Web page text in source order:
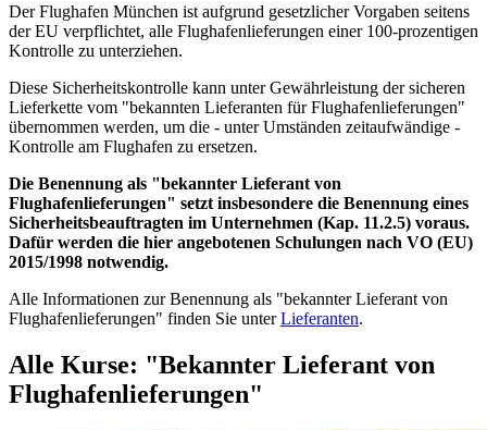
Der Flughafen München ist aufgrund gesetzlicher Vorgaben seitens
der EU verpflichtet, alle Flughafenlieferungen einer 100-prozentigen
Kontrolle zu unterziehen.
Diese Sicherheitskontrolle kann unter Gewährleistung der sicheren
Lieferkette vom "bekannten Lieferanten für Flughafenlieferungen"
übernommen werden, um die - unter Umständen zeitaufwändige -
Kontrolle am Flughafen zu ersetzen.
Die Benennung als "bekannter Lieferant von
Flughafenlieferungen" setzt insbesondere die Benennung eines
Sicherheitsbeauftragten im Unternehmen (Kap. 11.2.5) voraus.
Dafür werden die hier angebotenen Schulungen nach VO (EU)
2015/1998 notwendig.
Alle Informationen zur Benennung als "bekannter Lieferant von
Flughafenlieferungen" finden Sie unterLieferanten.
Alle Kurse: "Bekannter Lieferant von
Flughafenlieferungen"